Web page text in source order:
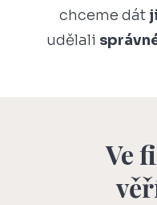
chceme dát
udělali
Ve